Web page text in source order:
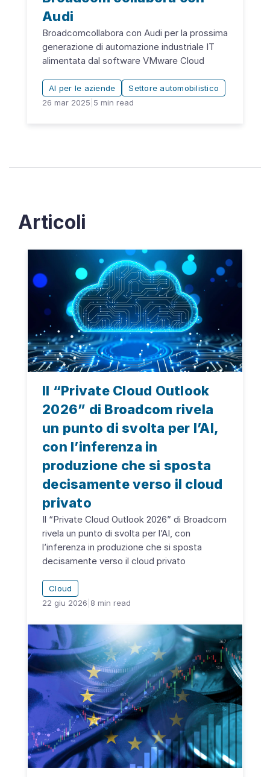
Audi
Broadcomcollabora con Audi per la prossima
generazione di automazione industriale IT
alimentata dal software VMware Cloud
AI per le aziende
Settore automobilistico
26 mar 2025 5 min read
Articoli
Il “Private Cloud Outlook
2026” di Broadcom rivela
un punto di svolta per l’AI,
con l’inferenza in
produzione che si sposta
decisamente verso il cloud
privato
Il “Private Cloud Outlook 2026” di Broadcom
rivela un punto di svolta per l’AI, con
l’inferenza in produzione che si sposta
decisamente verso il cloud privato
Cloud
22 giu 2026 8 min read